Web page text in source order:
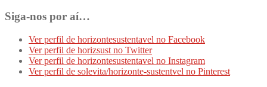
Siga-nos por aí…
Ver perfil de horizontesustentavel no Facebook
Ver perfil de horizsust no Twitter
Ver perfil de horizontesustentavel no Instagram
Ver perfil de solevita/horizonte-sustentvel no Pinterest